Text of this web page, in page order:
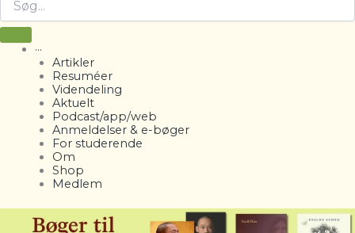
···
Artikler
Resuméer
Videndeling
Aktuelt
Podcast/app/web
Anmeldelser & e-bøger
For studerende
Om
Shop
Medlem